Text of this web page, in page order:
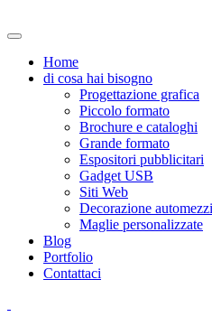
Home
di cosa hai bisogno
Progettazione grafica
Piccolo formato
Brochure e cataloghi
Grande formato
Espositori pubblicitari
Gadget USB
Siti Web
Decorazione automezzi
Maglie personalizzate
Blog
Portfolio
Contattaci